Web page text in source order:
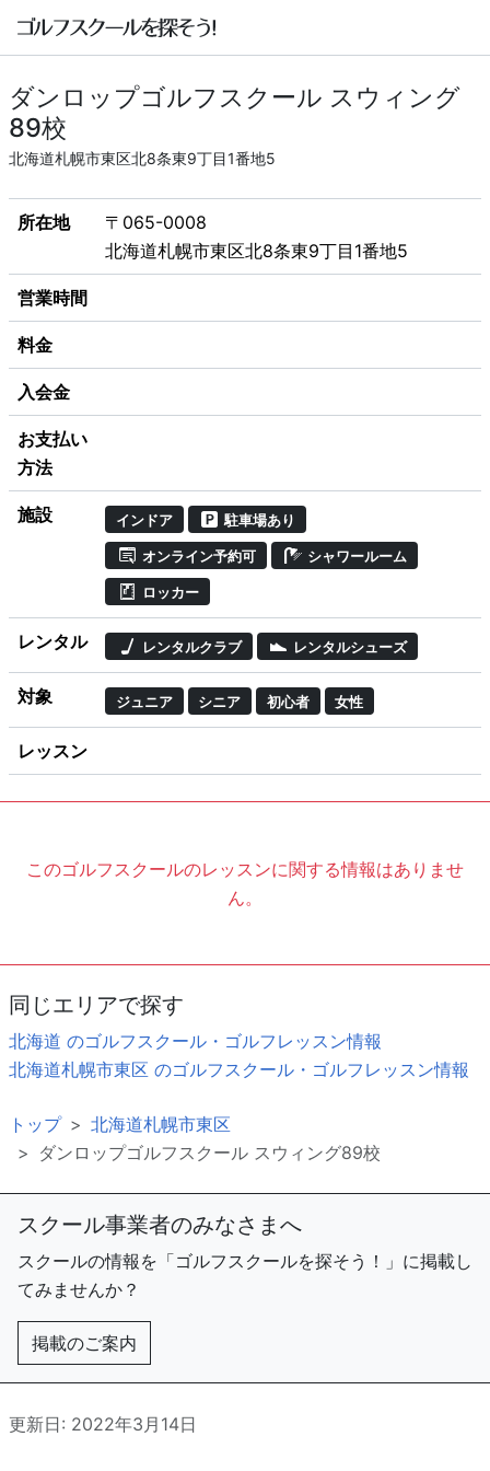
ダンロップゴルフスクール スウィング
89校
北海道札幌市東区北8条東9丁目1番地5
所在地
〒065-0008
北海道札幌市東区北8条東9丁目1番地5
営業時間
料金
入会金
お支払い
方法
施設 インドア 駐車場あり
オンライン予約可 シャワールーム
ロッカー
レンタル レンタルクラブ レンタルシューズ
対象 ジュニア シニア 初心者 女性
レッスン
このゴルフスクールのレッスンに関する情報はありませ
ん。
同じエリアで探す
北海道 のゴルフスクール・ゴルフレッスン情報
北海道札幌市東区 のゴルフスクール・ゴルフレッスン情報
トップ
北海道札幌市東区
ダンロップゴルフスクール スウィング89校
スクール事業者のみなさまへ
スクールの情報を「ゴルフスクールを探そう！」に掲載し
てみませんか？
掲載のご案内
更新日: 2022年3月14日